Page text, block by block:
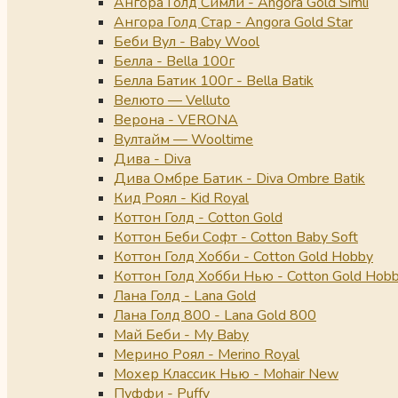
Ангора Голд Стар - Angora Gold Star
Беби Вул - Baby Wool
Белла - Bella 100г
Белла Батик 100г - Bella Batik
Велюто — Velluto
Верона - VERONA
Вултайм — Wooltime
Дива - Diva
Дива Омбре Батик - Diva Ombre Batik
Кид Роял - Kid Royal
Коттон Голд - Cotton Gold
Коттон Беби Софт - Cotton Baby Soft
Коттон Голд Хобби - Cotton Gold Hobby
Коттон Голд Хобби Нью - Cotton Gold
Лана Голд - Lana Gold
Лана Голд 800 - Lana Gold 800
Май Беби - My Baby
Мерино Роял - Merino Royal
Мохер Классик Нью - Mohair New
Пуффи - Puffy